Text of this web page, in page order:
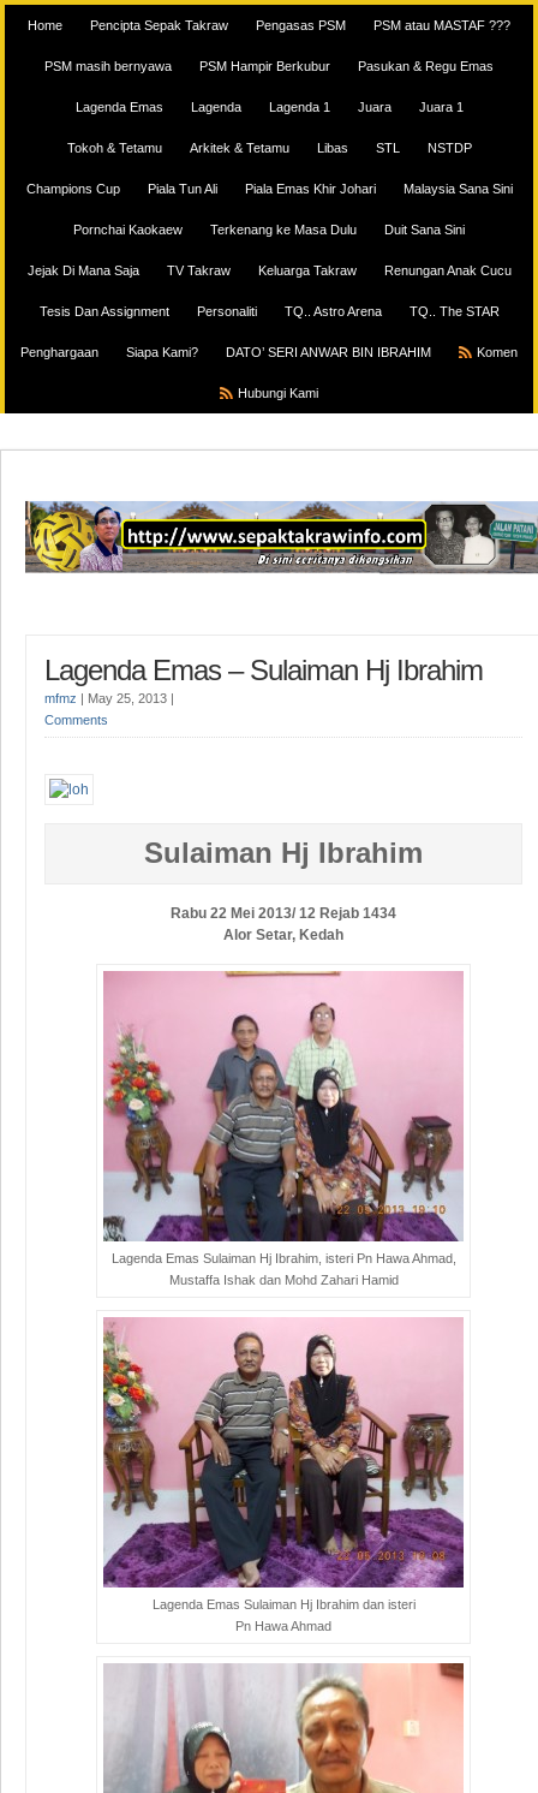
Home Pencipta Sepak Takraw Pengasas PSM PSM atau MASTAF ???
PSM masih bernyawa PSM Hampir Berkubur Pasukan & Regu Emas
Lagenda Emas Lagenda Lagenda 1 Juara Juara 1
Tokoh & Tetamu Arkitek & Tetamu Libas STL NSTDP
Champions Cup Piala Tun Ali Piala Emas Khir Johari Malaysia Sana Sini
Pornchai Kaokaew Terkenang ke Masa Dulu Duit Sana Sini
Jejak Di Mana Saja TV Takraw Keluarga Takraw Renungan Anak Cucu
Tesis Dan Assignment Personaliti TQ.. Astro Arena TQ.. The STAR
Penghargaan Siapa Kami? DATO’ SERI ANWAR BIN IBRAHIM Komen
Hubungi Kami
Lagenda Emas – Sulaiman Hj Ibrahim
mfmz | May 25, 2013 |
Comments
Sulaiman Hj Ibrahim
Rabu 22 Mei 2013/ 12 Rejab 1434
Alor Setar, Kedah
Lagenda Emas Sulaiman Hj Ibrahim, isteri Pn Hawa Ahmad,
Mustaffa Ishak dan Mohd Zahari Hamid
Lagenda Emas Sulaiman Hj Ibrahim dan isteri
Pn Hawa Ahmad